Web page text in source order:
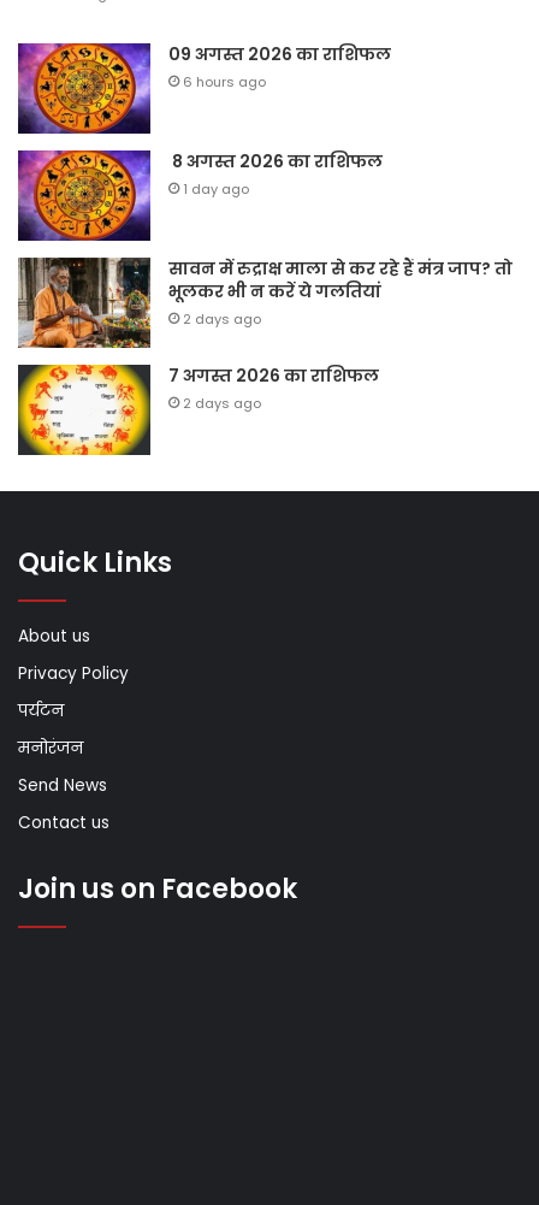
09 अगस्त 2026 का राशिफल
6 hours ago
8 अगस्त 2026 का राशिफल
1 day ago
सावन में रुद्राक्ष माला से कर रहे हैं मंत्र जाप? तो
भूलकर भी न करें ये गलतियां
2 days ago
7 अगस्त 2026 का राशिफल
2 days ago
Quick Links
About us
Privacy Policy
पर्यटन
मनोरंजन
Send News
Contact us
Join us on Facebook